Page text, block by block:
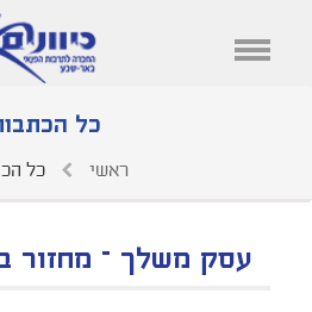
כל
ראשי כל
עסק משלך – מחזור